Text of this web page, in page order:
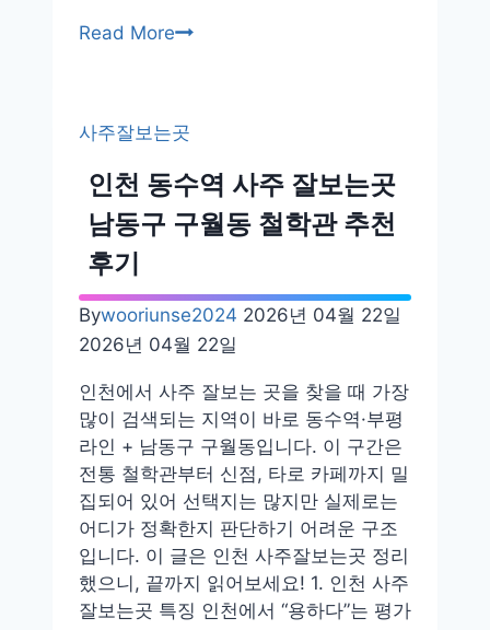
Read More대
잘
보
는
곳
곳
지
름
길
지
하
상
가
은
행
동
내
사주잘보는곳
인천 동수역 사주 잘보는곳
남동구 구월동 철학관 추천
후기
Bywooriunse2024 2026년 04월 22일
2026년 04월 22일
인천에서 사주 잘보는 곳을 찾을 때 가장
많이 검색되는 지역이 바로 동수역·부평
라인 + 남동구 구월동입니다. 이 구간은
전통 철학관부터 신점, 타로 카페까지 밀
집되어 있어 선택지는 많지만 실제로는
어디가 정확한지 판단하기 어려운 구조
입니다. 이 글은 인천 사주잘보는곳 정리
했으니, 끝까지 읽어보세요! 1. 인천 사주
잘보는곳 특징 인천에서 “용하다”는 평가